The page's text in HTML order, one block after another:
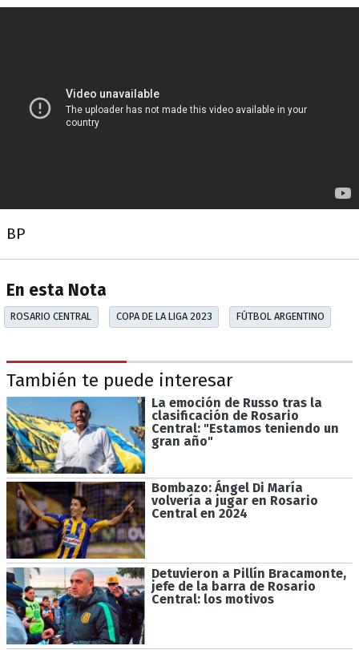
BP
En esta Nota
ROSARIO CENTRAL COPA DE LA LIGA 2023 FÚTBOL ARGENTINO
También te puede interesar
La emoción de Russo tras la
clasificación de Rosario
Central: "Estamos teniendo un
gran año"
Bombazo: Ángel Di María
volvería a jugar en Rosario
Central en 2024
Detuvieron a Pillín Bracamonte,
jefe de la barra de Rosario
Central: los motivos